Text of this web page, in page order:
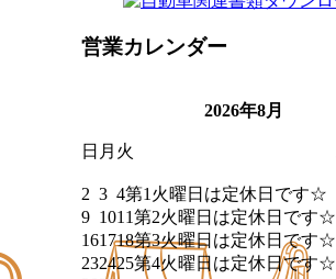
営業カレンダー
2026年8月
日 月 火
2 3 4第1火曜日は定休日です☆
9 1011第2火曜日は定休日です☆
161718第3火曜日は定休日です☆
232425第4火曜日は定休日です☆